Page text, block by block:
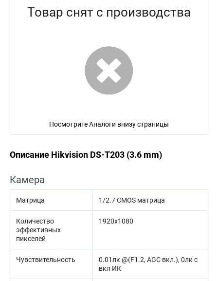
Товар снят с производства
Посмотрите Аналоги внизу страницы
Описание Hikvision DS-T203 (3.6 mm)
Камера
Матрица 1/2.7 CMOS матрица
Количество
эффективных
пикселей
1920х1080
Чувствительность
0.01лк @(F1.2, AGC вкл.), 0лк с
вкл ИК